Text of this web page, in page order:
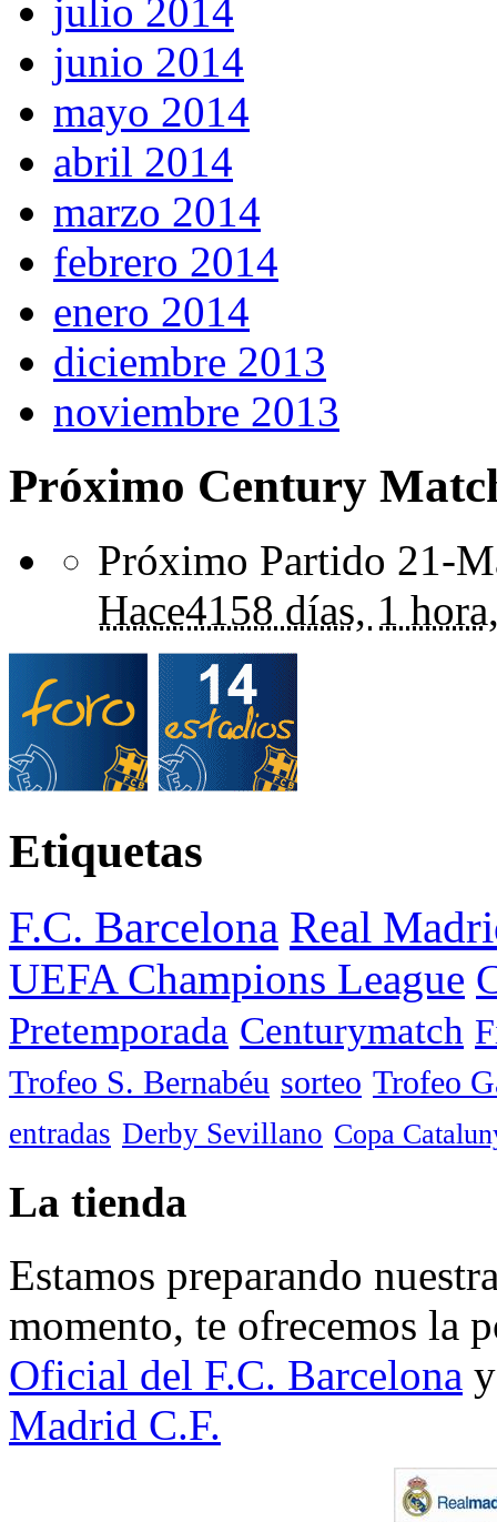
julio 2014
junio 2014
mayo 2014
abril 2014
marzo 2014
febrero 2014
enero 2014
diciembre 2013
noviembre 2013
Próximo Century
Próximo Partido 21-
Hace4158 días, 1
Etiquetas
F.C. Barcelona Real
UEFA Champions League
Pretemporada Centurymatch
Trofeo S. Bernabéu sorteo Trofeo
entradas Derby Sevillano Copa
La tienda
Estamos preparando
momento, te ofrecemos la
Oficial del F.C. Barcelona
Madrid C.F.